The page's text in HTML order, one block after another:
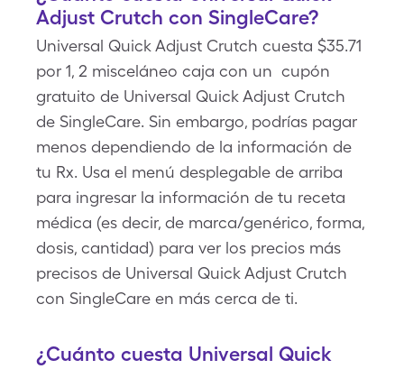
Adjust Crutch con SingleCare?
Universal Quick Adjust Crutch cuesta $35.71
por 1, 2 misceláneo caja con un cupón
gratuito de Universal Quick Adjust Crutch
de SingleCare. Sin embargo, podrías pagar
menos dependiendo de la información de
tu Rx. Usa el menú desplegable de arriba
para ingresar la información de tu receta
médica (es decir, de marca/genérico, forma,
dosis, cantidad) para ver los precios más
precisos de Universal Quick Adjust Crutch
con SingleCare en más cerca de ti.
¿Cuánto cuesta Universal Quick